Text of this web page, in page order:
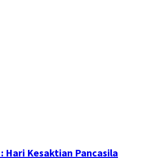
Hari Kesaktian Pancasila